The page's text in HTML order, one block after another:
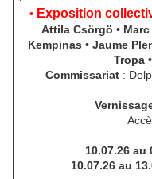
• Exposition
Attila Csörgö •
Kempinas • Jaume
Tropa
Commissariat :
10.07.26 au
10.07.26 au